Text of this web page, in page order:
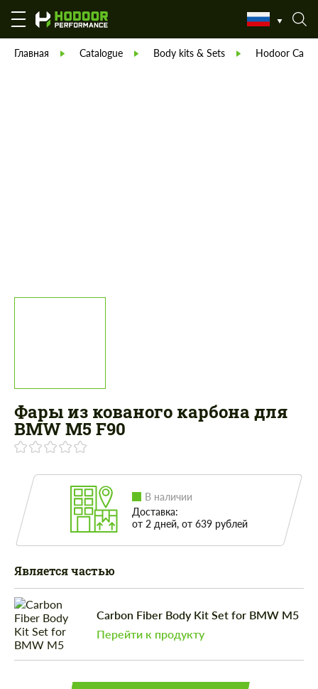
Главная Catalogue Body kits & Sets Hodoor
Фары из кованого карбона для
BMW M5 F90
В наличии
Доставка:
от 2 дней, от 639 рублей
Является частью
Carbon Fiber Body Kit Set for BMW M5
Перейти к продукту